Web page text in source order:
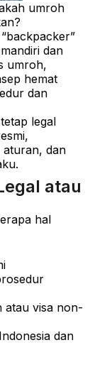
umroh
dan
umroh,
hemat
dan
legal
aturan, dan
atau
hal
atau visa non-
dan